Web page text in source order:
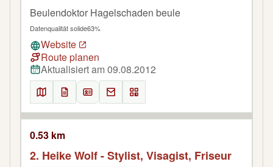
Beulendoktor Hagelschaden beule
Datenqualität solide63%
Website
Route planen
Aktualisiert am 09.08.2012
0.53 km
2. Heike Wolf - Stylist, Visagist, Friseur